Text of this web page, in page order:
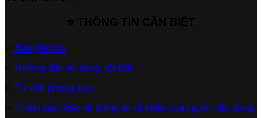
Báo giá cửa
Hướng dẫn sử dụng nội thất
Tư vấn phong thủy
Chính sách bảo vệ thông tin cá nhân của người tiêu dùng